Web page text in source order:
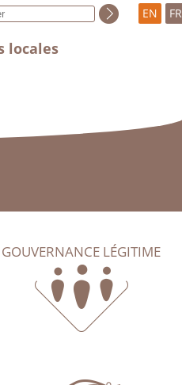
locales
EN FR
GOUVERNANCE LÉGITIME